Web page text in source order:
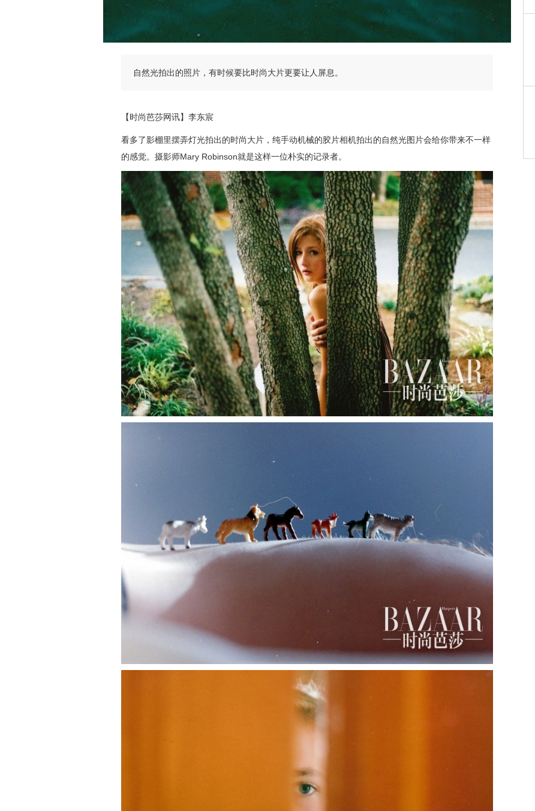
自然光拍出的照片，有时候要比时尚大片更要让人屏息。
【时尚芭莎网讯】李东宸
看多了影棚里摆弄灯光拍出的时尚大片，纯手动机械的胶片相机拍出的自然光图片会给你带来不一样
的感觉。摄影师Mary Robinson就是这样一位朴实的记录者。